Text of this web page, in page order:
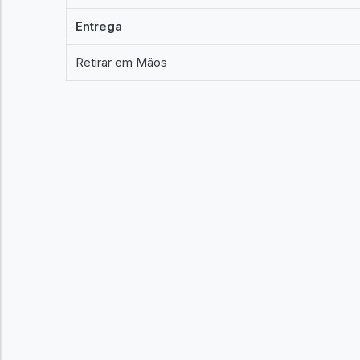
Entrega
Retirar em Mãos